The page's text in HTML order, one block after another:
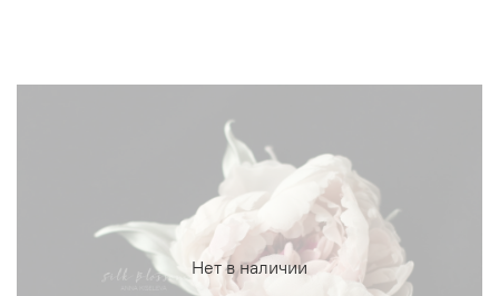
Нет в наличии